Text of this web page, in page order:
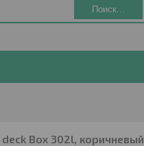
Поиск...
deck Box 302l, коричневый